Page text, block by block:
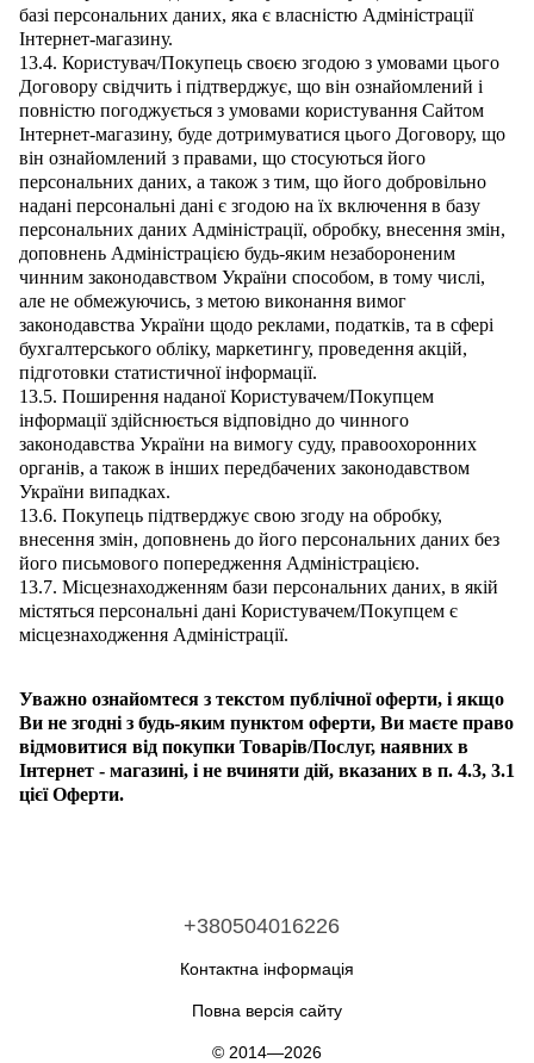
базі персональних даних, яка є власністю Адміністрації
Інтернет-магазину.
13.4. Користувач/Покупець своєю згодою з умовами цього
Договору свідчить і підтверджує, що він ознайомлений і
повністю погоджується з умовами користування Сайтом
Інтернет-магазину, буде дотримуватися цього Договору, що
він ознайомлений з правами, що стосуються його
персональних даних, а також з тим, що його добровільно
надані персональні дані є згодою на їх включення в базу
персональних даних Адміністрації, обробку, внесення змін,
доповнень Адміністрацією будь-яким незабороненим
чинним законодавством України способом, в тому числі,
але не обмежуючись, з метою виконання вимог
законодавства України щодо реклами, податків, та в сфері
бухгалтерського обліку, маркетингу, проведення акцій,
підготовки статистичної інформації.
13.5. Поширення наданої Користувачем/Покупцем
інформації здійснюється відповідно до чинного
законодавства України на вимогу суду, правоохоронних
органів, а також в інших передбачених законодавством
України випадках.
13.6. Покупець підтверджує свою згоду на обробку,
внесення змін, доповнень до його персональних даних без
його письмового попередження Адміністрацією.
13.7. Місцезнаходженням бази персональних даних, в якій
містяться персональні дані Користувачем/Покупцем є
місцезнаходження Адміністрації.
Уважно ознайомтеся з текстом публічної оферти, і якщо
Ви не згодні з будь-яким пунктом оферти, Ви маєте право
відмовитися від покупки Товарів/Послуг, наявних в
Інтернет - магазині, і не вчиняти дій, вказаних в п. 4.3, 3.1
цієї Оферти.
+380504016226
Контактна інформація
Повна версія сайту
© 2014—2026